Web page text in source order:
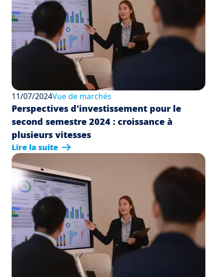
11/07/2024Vue de marchés
Perspectives d'investissement pour le
second semestre 2024 : croissance à
plusieurs vitesses
Lire la suite